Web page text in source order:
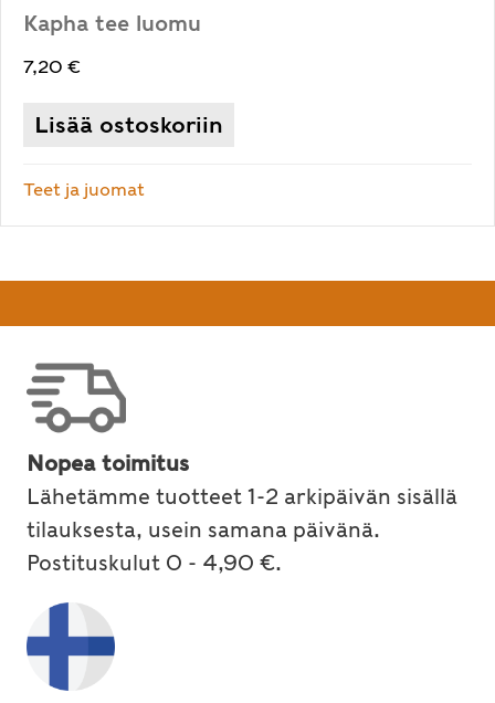
Kapha tee luomu
7,20 €
Lisää ostoskoriin
Teet ja juomat
Nopea toimitus
Lähetämme tuotteet 1-2 arkipäivän sisällä
tilauksesta, usein samana päivänä.
Postituskulut 0 - 4,90 €.